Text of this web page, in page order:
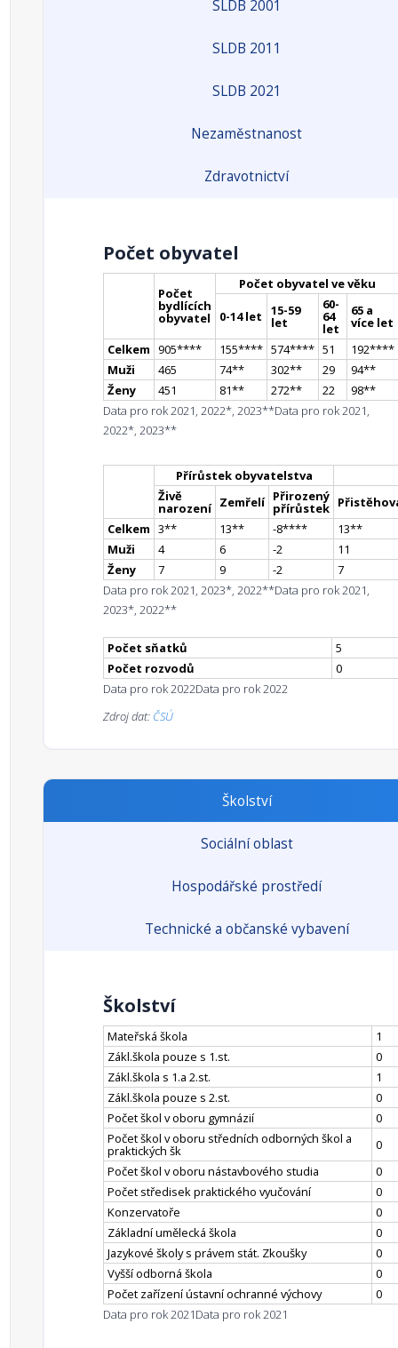
SLDB 2001
SLDB 2011
SLDB 2021
Nezaměstnanost
Zdravotnictví
Počet obyvatel
Počet
bydlících
obyvatel
Počet obyvatel ve věku
0-14 let 15-59
let
60-
64
let
65 a
více let
Celkem 905**** 155**** 574**** 51 192****
Muži
465 74** 302** 29 94**
Ženy
451 81** 272** 22 98**
Data pro rok 2021, 2022*, 2023**Data pro rok 2021,
2022*, 2023**
Přírůstek obyvatelstva
Živě
narození Zemřelí Přirozený
přírůstek
Celkem 3** 13** -8**** 13**
Muži
4 6 -2
11
Ženy
7 9 -2
7
Data pro rok 2021, 2023*, 2022**Data pro rok 2021,
2023*, 2022**
Počet sňatků
5
Počet rozvodů
0
Data pro rok 2022Data pro rok 2022
Zdroj dat: ČSÚ
Školství
Sociální oblast
Hospodářské prostředí
Technické a občanské vybavení
Školství
Mateřská škola
1
Zákl.škola pouze s 1.st.
0
Zákl.škola s 1.a 2.st.
1
Zákl.škola pouze s 2.st.
0
Počet škol v oboru gymnázií
0
Počet škol v oboru středních odborných škol a
praktických šk
0
Počet škol v oboru nástavbového studia
0
Počet středisek praktického vyučování
0
Konzervatoře
0
Základní umělecká škola
0
Jazykové školy s právem stát. Zkoušky
0
Vyšší odborná škola
0
Počet zařízení ústavní ochranné výchovy
0
Data pro rok 2021Data pro rok 2021